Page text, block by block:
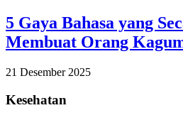
5 Gaya Bahasa yang
Membuat Orang
21 Desember 2025
Kesehatan